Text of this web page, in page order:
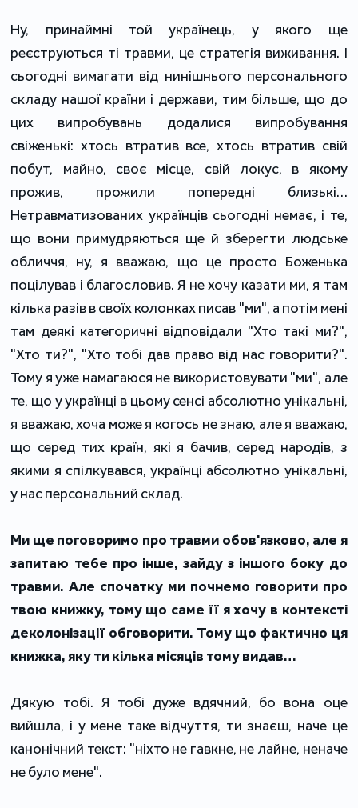
Ну, принаймні той українець, у якого ще
реєструються ті травми, це стратегія виживання. І
сьогодні вимагати від нинішнього персонального
складу нашої країни і держави, тим більше, що до
цих випробувань додалися випробування
свіженькі: хтось втратив все, хтось втратив свій
побут, майно, своє місце, свій локус, в якому
прожив, прожили попередні близькі…
Нетравматизованих українців сьогодні немає, і те,
що вони примудряються ще й зберегти людське
обличчя, ну, я вважаю, що це просто Боженька
поцілував і благословив. Я не хочу казати ми, я там
кілька разів в своїх колонках писав "ми", а потім мені
там деякі категоричні відповідали "Хто такі ми?",
"Хто ти?", "Хто тобі дав право від нас говорити?".
Тому я уже намагаюся не використовувати "ми", але
те, що у українці в цьому сенсі абсолютно унікальні,
я вважаю, хоча може я когось не знаю, але я вважаю,
що серед тих країн, які я бачив, серед народів, з
якими я спілкувався, українці абсолютно унікальні,
у нас персональний склад.
Ми ще поговоримо про травми обов'язково, але я
запитаю тебе про інше, зайду з іншого боку до
травми. Але спочатку ми почнемо говорити про
твою книжку, тому що саме її я хочу в контексті
деколонізації обговорити. Тому що фактично ця
книжка, яку ти кілька місяців тому видав…
Дякую тобі. Я тобі дуже вдячний, бо вона оце
вийшла, і у мене таке відчуття, ти знаєш, наче це
канонічний текст: "ніхто не гавкне, не лайне, неначе
не було мене".